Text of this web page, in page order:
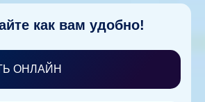
как вам удобно!
ОНЛАЙН